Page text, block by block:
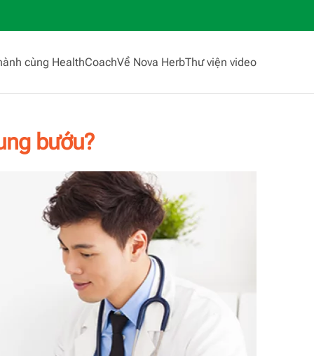
cùng HealthCoachVề Nova HerbThư viện video
bướu?